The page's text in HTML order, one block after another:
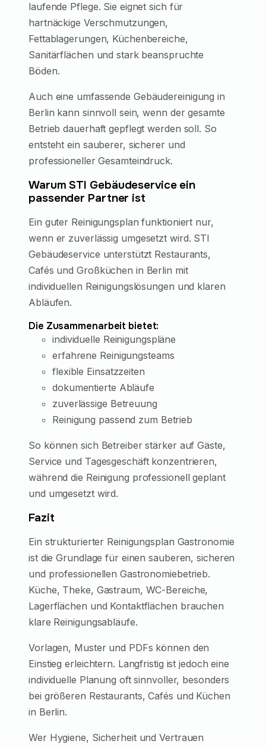
laufende Pflege. Sie eignet sich für
hartnäckige Verschmutzungen,
Fettablagerungen, Küchenbereiche,
Sanitärflächen und stark beanspruchte
Böden.
Auch eine umfassende Gebäudereinigung in
Berlin kann sinnvoll sein, wenn der gesamte
Betrieb dauerhaft gepflegt werden soll. So
entsteht ein sauberer, sicherer und
professioneller Gesamteindruck.
Warum STI Gebäudeservice ein
passender Partner ist
Ein guter Reinigungsplan funktioniert nur,
wenn er zuverlässig umgesetzt wird. STI
Gebäudeservice unterstützt Restaurants,
Cafés und Großküchen in Berlin mit
individuellen Reinigungslösungen und klaren
Abläufen.
Die Zusammenarbeit bietet:
individuelle Reinigungspläne
erfahrene Reinigungsteams
flexible Einsatzzeiten
dokumentierte Abläufe
zuverlässige Betreuung
Reinigung passend zum Betrieb
So können sich Betreiber stärker auf Gäste,
Service und Tagesgeschäft konzentrieren,
während die Reinigung professionell geplant
und umgesetzt wird.
Fazit
Ein strukturierter Reinigungsplan Gastronomie
ist die Grundlage für einen sauberen, sicheren
und professionellen Gastronomiebetrieb.
Küche, Theke, Gastraum, WC-Bereiche,
Lagerflächen und Kontaktflächen brauchen
klare Reinigungsabläufe.
Vorlagen, Muster und PDFs können den
Einstieg erleichtern. Langfristig ist jedoch eine
individuelle Planung oft sinnvoller, besonders
bei größeren Restaurants, Cafés und Küchen
in Berlin.
Wer Hygiene, Sicherheit und Vertrauen